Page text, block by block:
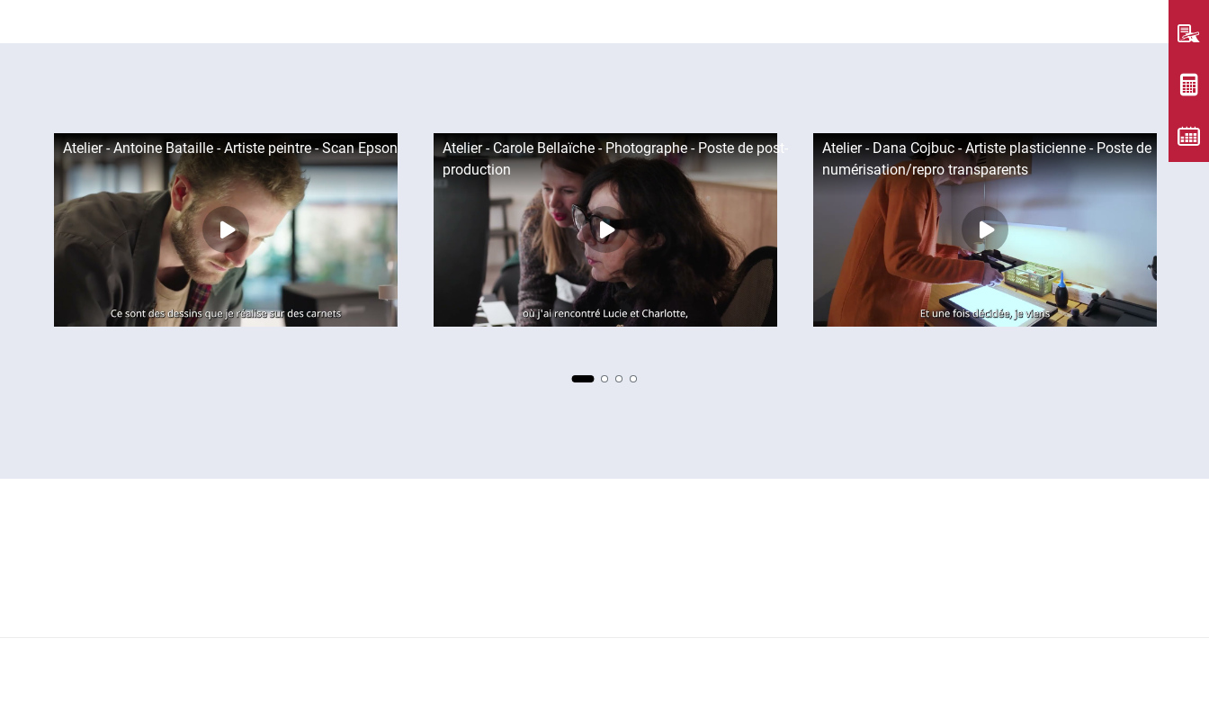
Atelier - Antoine Bataille - Artiste peintre - Scan Epson
Atelier - Carole Bellaïche - Photographe - Poste de post-
production
Atelier - Dana Cojbuc - Artiste plasticienne - Poste de
numérisation/repro transparents